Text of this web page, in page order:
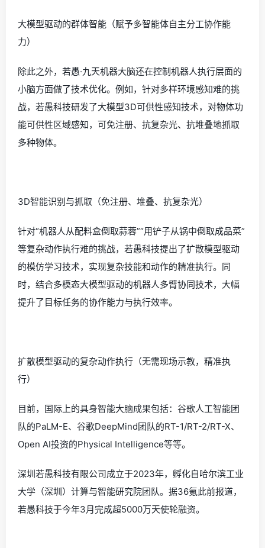
大模型驱动的群体智能（赋予多智能体自主分工协作能
力）
除此之外，若愚·九天机器大脑还在控制机器人执行层面的
小脑方面做了技术优化。例如，针对多样环境感知难的挑
战，若愚科技研发了大模型3D可供性感知技术，对物体功
能可供性区域感知，可免注册、抗复杂光、抗堆叠地抓取
多种物体。
3D智能识别与抓取（免注册、堆叠、抗复杂光）
针对“机器人从配料盒倒取蒜蓉”“用铲子从锅中倒取成品菜”
等复杂动作执行难的挑战，若愚科技提出了扩散模型驱动
的模仿学习技术，实现复杂技能和动作的精准执行。同
时，结合多模态大模型驱动的机器人多臂协同技术，大幅
提升了目标任务的协作能力与执行效率。
扩散模型驱动的复杂动作执行（无需现场示教，精准执
行）
目前，国际上的具身智能大脑成果包括：谷歌人工智能团
队的PaLM-E、谷歌DeepMind团队的RT-1/RT-2/RT-X、
Open AI投资的Physical Intelligence等等。
深圳若愚科技有限公司成立于2023年，孵化自哈尔滨工业
大学（深圳）计算与智能研究院团队。据36氪此前报道，
若愚科技于今年3月完成超5000万天使轮融资。